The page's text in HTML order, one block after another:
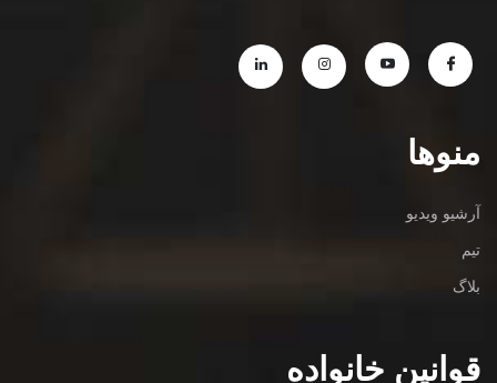
منوها
آرشیو ویدیو
تیم
بلاگ
قوانین خانواده